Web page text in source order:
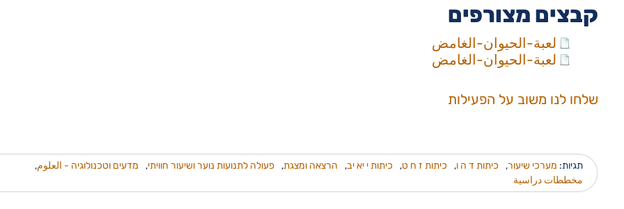
קבצים מצורפים
لعبة-الحيوان-الغامض
لعبة-الحيوان-الغامض
שלחו לנו משוב על הפעילות
תגיות: מערכי שיעור, כיתות ד ה ו, כיתות ז ח ט, כיתות י יא יב, הרצאה ומצגת, פעולה לתנועות נוער ושיעור חוויתי, מדעים וטכנולוגיה - العلوم,
مخططات دراسية